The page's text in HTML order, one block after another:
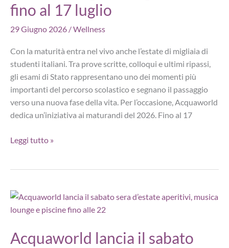
fino al 17 luglio
29 Giugno 2026 /Wellness
Con la maturità entra nel vivo anche l’estate di migliaia di
studenti italiani. Tra prove scritte, colloqui e ultimi ripassi,
gli esami di Stato rappresentano uno dei momenti più
importanti del percorso scolastico e segnano il passaggio
verso una nuova fase della vita. Per l’occasione, Acquaworld
dedica un’iniziativa ai maturandi del 2026. Fino al 17
Maturità
un’iniziativa
nel
Leggi tutto »
Acquaworld lancia il sabato